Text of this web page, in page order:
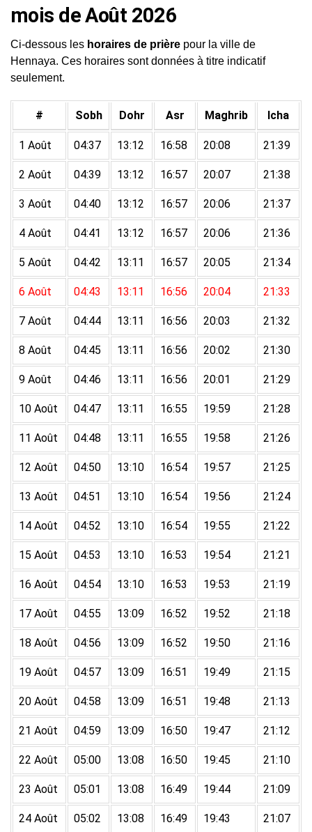
mois de Août 2026
Ci-dessous les horaires de prière pour la ville de
Hennaya. Ces horaires sont données à titre indicatif
seulement.
# Sobh Dohr Asr Maghrib Icha
1 Août 04:37 13:12 16:58 20:08 21:39
2 Août 04:39 13:12 16:57 20:07 21:38
3 Août 04:40 13:12 16:57 20:06 21:37
4 Août 04:41 13:12 16:57 20:06 21:36
5 Août 04:42 13:11 16:57 20:05 21:34
6 Août 04:43 13:11 16:56 20:04 21:33
7 Août 04:44 13:11 16:56 20:03 21:32
8 Août 04:45 13:11 16:56 20:02 21:30
9 Août 04:46 13:11 16:56 20:01 21:29
10 Août 04:47 13:11 16:55 19:59 21:28
11 Août 04:48 13:11 16:55 19:58 21:26
12 Août 04:50 13:10 16:54 19:57 21:25
13 Août 04:51 13:10 16:54 19:56 21:24
14 Août 04:52 13:10 16:54 19:55 21:22
15 Août 04:53 13:10 16:53 19:54 21:21
16 Août 04:54 13:10 16:53 19:53 21:19
17 Août 04:55 13:09 16:52 19:52 21:18
18 Août 04:56 13:09 16:52 19:50 21:16
19 Août 04:57 13:09 16:51 19:49 21:15
20 Août 04:58 13:09 16:51 19:48 21:13
21 Août 04:59 13:09 16:50 19:47 21:12
22 Août 05:00 13:08 16:50 19:45 21:10
23 Août 05:01 13:08 16:49 19:44 21:09
24 Août 05:02 13:08 16:49 19:43 21:07